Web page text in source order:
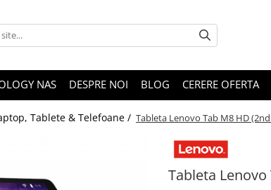
NAS DESPRE NOI BLOG CERERE OFERTA
Tablete & Telefoane / Tableta Lenovo Tab M8 HD (2nd
Tableta Lenovo